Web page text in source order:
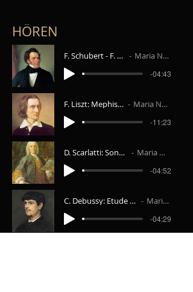
HÖREN
F. Schubert - F. Liszt: Erl King Maria Narodytska
-04:43
F. Liszt: Mephisto-Waltz #1 Maria Narodytska
-11:23
D. Scarlatti: Sonata D-Dur K.119 Maria Narodytska
-04:52
C. Debussy: Etude pour les arpèges composés Maria Narodytska
-04:29